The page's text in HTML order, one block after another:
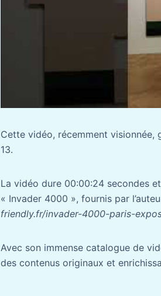
Cette vidéo, récemment visionnée,
13.
La vidéo dure 00:00:24 secondes
« Invader 4000 », fournis par
friendly.fr/invader-4000-paris-
Avec son immense catalogue de
des contenus originaux et